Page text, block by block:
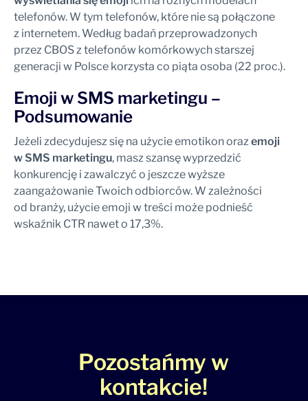
telefonów. W tym telefonów, które nie są połączone
z internetem. Według badań przeprowadzonych
przez CBOS z telefonów komórkowych starszej
generacji w Polsce korzysta co piąta osoba (22 proc.).
Emoji w SMS marketingu –
Podsumowanie
Jeżeli zdecydujesz się na użycie emotikon orazemoji
w SMS marketingu, masz szansę wyprzedzić
konkurencję i zawalczyć o jeszcze wyższe
zaangażowanie Twoich odbiorców. W zależności
od branży, użycie emoji w treści może podnieść
wskaźnik CTR nawet o 17,3%.
Pozostańmy w
kontakcie!